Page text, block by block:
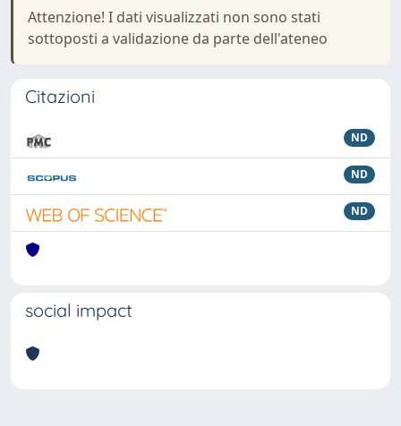
Attenzione! I dati visualizzati non sono stati
sottoposti a validazione da parte dell'ateneo
Citazioni
ND
ND
ND
social impact